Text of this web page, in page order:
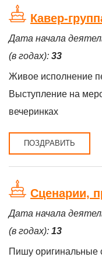
Кавер-
Дата начала
(в годах): 33
Живое исполнение
Выступление на
вечеринках
ПОЗДРАВИТЬ
Сценарии,
Дата начала
(в годах): 13
Пишу оригинальные